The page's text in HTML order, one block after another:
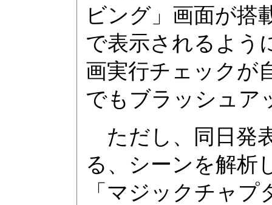
ビング」画面が搭
で表示されるよう
画実行チェックが
でもブラッシュア
ただし、同日発
る、シーンを解析
「マジックチャ